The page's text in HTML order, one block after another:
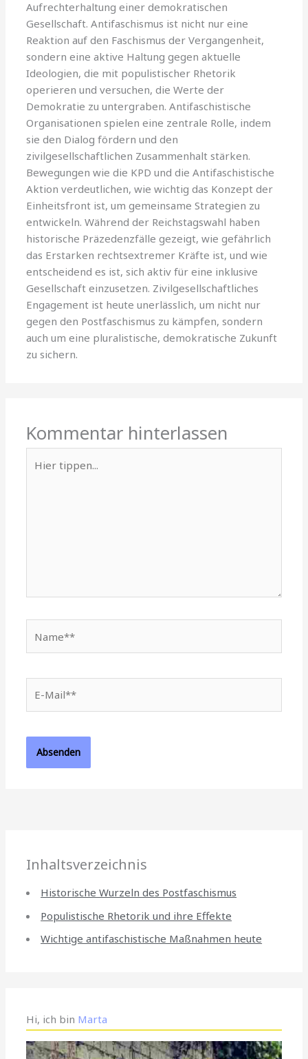
Aufrechterhaltung einer demokratischen
Gesellschaft. Antifaschismus ist nicht nur eine
Reaktion auf den Faschismus der Vergangenheit,
sondern eine aktive Haltung gegen aktuelle
Ideologien, die mit populistischer Rhetorik
operieren und versuchen, die Werte der
Demokratie zu untergraben. Antifaschistische
Organisationen spielen eine zentrale Rolle, indem
sie den Dialog fördern und den
zivilgesellschaftlichen Zusammenhalt stärken.
Bewegungen wie die KPD und die Antifaschistische
Aktion verdeutlichen, wie wichtig das Konzept der
Einheitsfront ist, um gemeinsame Strategien zu
entwickeln. Während der Reichstagswahl haben
historische Präzedenzfälle gezeigt, wie gefährlich
das Erstarken rechtsextremer Kräfte ist, und wie
entscheidend es ist, sich aktiv für eine inklusive
Gesellschaft einzusetzen. Zivilgesellschaftliches
Engagement ist heute unerlässlich, um nicht nur
gegen den Postfaschismus zu kämpfen, sondern
auch um eine pluralistische, demokratische Zukunft
zu sichern.
Kommentar hinterlassen
tippen...
Mail**
Inhaltsverzeichnis
Historische Wurzeln des Postfaschismus
Populistische Rhetorik und ihre Effekte
Wichtige antifaschistische Maßnahmen heute
Hi, ich bin Marta